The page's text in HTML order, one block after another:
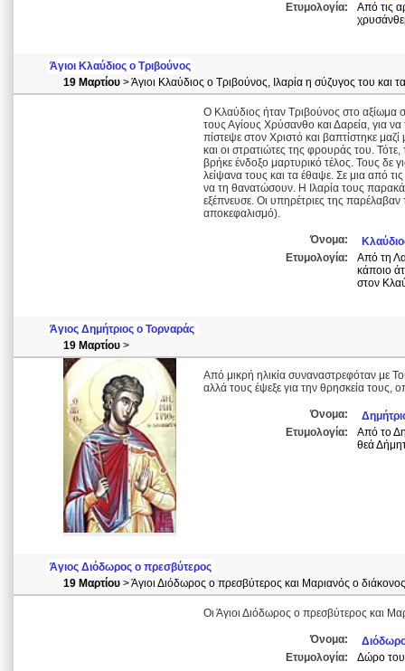
Ετυμολογία:
Από τις
Άγιοι Κλαύδιος ο Τριβούνος
19 Μαρτίου > Άγιοι Κλαύδιος ο Τριβούνος, Ιλαρία η σύζυγος του και
Ο Κλαύδιος ήταν Τριβούνος στο αξίωμα
τους Αγίους Χρύσανθο και Δαρεία, για να
πίστεψε στον Χριστό και βαπτίστηκε
και οι στρατιώτες της φρουράς του.
βρήκε ένδοξο μαρτυρικό τέλος. Τους δε
λείψανα τους και τα έθαψε. Σε μια από
να τη θανατώσουν. Η Ιλαρία τους
εξέπνευσε. Οι υπηρέτριες της
αποκεφαλισμό).
Όνομα:
Ετυμολογία:
Από τη
κάποιο
στον
Άγιος Δημήτριος ο Τορναράς
19 Μαρτίου >
Από μικρή ηλικία συναναστρεφόταν με
αλλά τους έψεξε για την θρησκεία τους,
Όνομα:
Ετυμολογία:
Από το
θεά
Άγιος Διόδωρος ο πρεσβύτερος
19 Μαρτίου > Άγιοι Διόδωρος ο πρεσβύτερος και Μαριανός ο διάκονος
Οι Άγιοι Διόδωρος ο πρεσβύτερος και
Όνομα:
Ετυμολογία:
Δώρο του